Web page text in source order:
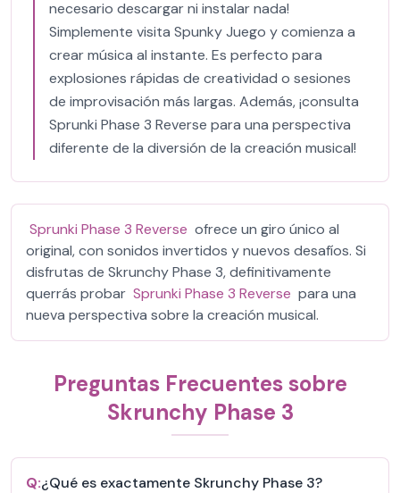
necesario descargar ni instalar nada!
Simplemente visita Spunky Juego y comienza a
crear música al instante. Es perfecto para
explosiones rápidas de creatividad o sesiones
de improvisación más largas. Además, ¡consulta
Sprunki Phase 3 Reverse para una perspectiva
diferente de la diversión de la creación musical!
Sprunki Phase 3 Reverse ofrece un giro único al
original, con sonidos invertidos y nuevos desafíos. Si
disfrutas de Skrunchy Phase 3, definitivamente
querrás probar Sprunki Phase 3 Reverse para una
nueva perspectiva sobre la creación musical.
Preguntas Frecuentes sobre
Skrunchy Phase 3
Q:¿Qué es exactamente Skrunchy Phase 3?